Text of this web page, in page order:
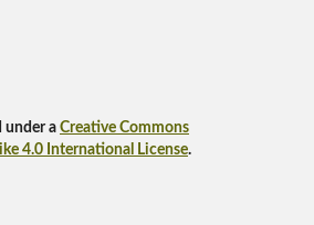
under a Creative Commons
4.0 International License.